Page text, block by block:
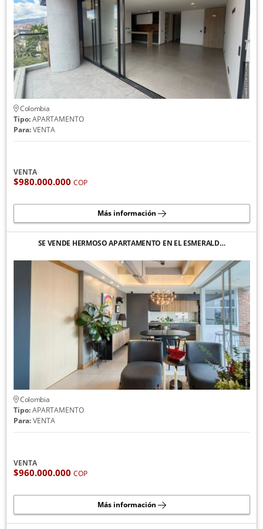
Colombia
Tipo:APARTAMENTO
Para:VENTA
VENTA
$980.000.000 COP
Más información
SE VENDE HERMOSO APARTAMENTO EN EL ESMERALD…
Colombia
Tipo:APARTAMENTO
Para:VENTA
VENTA
$960.000.000 COP
Más información